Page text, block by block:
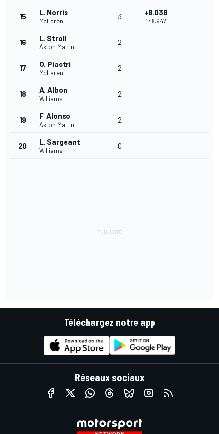
15 L. Norris
McLaren
3 +8.038
1'48.947
16 L. Stroll
Aston Martin
2
17 O. Piastri
McLaren
2
18 A. Albon
Williams
2
19 F. Alonso
Aston Martin
2
20 L. Sargeant
Williams
0
Téléchargez notre app
Réseaux sociaux